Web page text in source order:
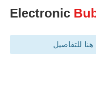
Electronic
للتفاصيل